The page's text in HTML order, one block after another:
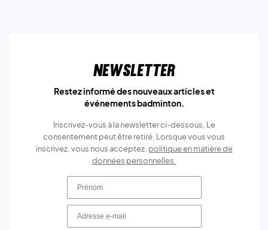
Newsletter
Restez informé des nouveaux articles et
événements badminton.
Inscrivez-vous à la newsletter ci-dessous. Le
consentement peut être retiré. Lorsque vous vous
inscrivez, vous nous acceptez. politique en matière de
données personnelles.